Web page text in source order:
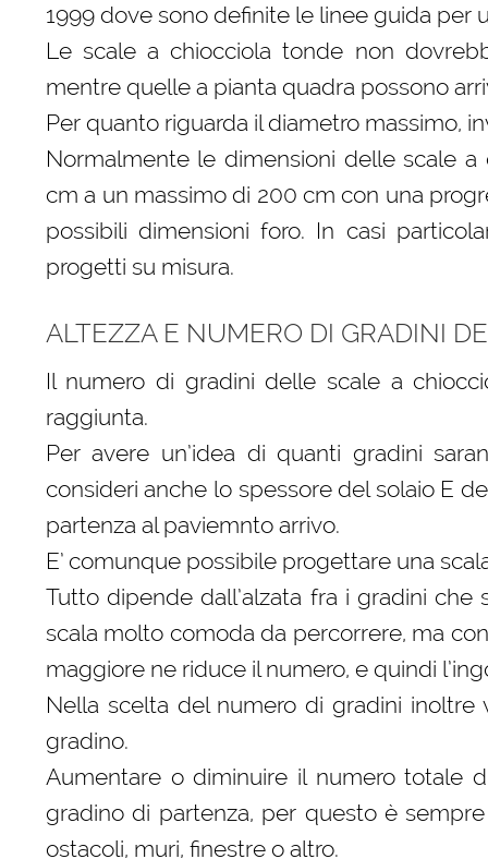
1999 dove sono definite le linee guida per
Le scale a chiocciola tonde non
mentre quelle a pianta quadra possono
Per quanto riguarda il diametro massimo,
Normalmente le dimensioni delle scale
cm a un massimo di 200 cm con una
possibili dimensioni foro. In casi
progetti su misura.
ALTEZZA E NUMERO DI GRADINI
Il numero di gradini delle scale a
raggiunta.
Per avere un’idea di quanti gradini
consideri anche lo spessore del solaio E
partenza al paviemnto arrivo.
E’ comunque possibile progettare una
Tutto dipende dall’alzata fra i gradini che
scala molto comoda da percorrere, ma
maggiore ne riduce il numero, e quindi
Nella scelta del numero di gradini
gradino.
Aumentare o diminuire il numero totale
gradino di partenza, per questo è
ostacoli, muri, finestre o altro.